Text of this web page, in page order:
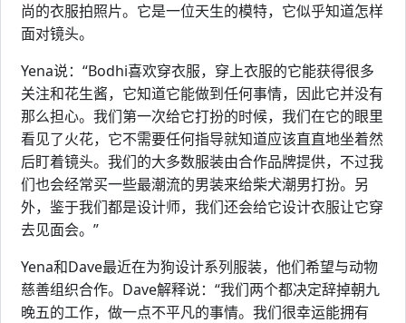
尚的衣服拍照片。它是一位天生的模特，它似乎知道怎样
面对镜头。
Yena说：“Bodhi喜欢穿衣服，穿上衣服的它能获得很多
关注和花生酱，它知道它能做到任何事情，因此它并没有
那么担心。我们第一次给它打扮的时候，我们在它的眼里
看见了火花，它不需要任何指导就知道应该直直地坐着然
后盯着镜头。我们的大多数服装由合作品牌提供，不过我
们也会经常买一些最潮流的男装来给柴犬潮男打扮。另
外，鉴于我们都是设计师，我们还会给它设计衣服让它穿
去见面会。”
Yena和Dave最近在为狗设计系列服装，他们希望与动物
慈善组织合作。Dave解释说：“我们两个都决定辞掉朝九
晚五的工作，做一点不平凡的事情。我们很幸运能拥有